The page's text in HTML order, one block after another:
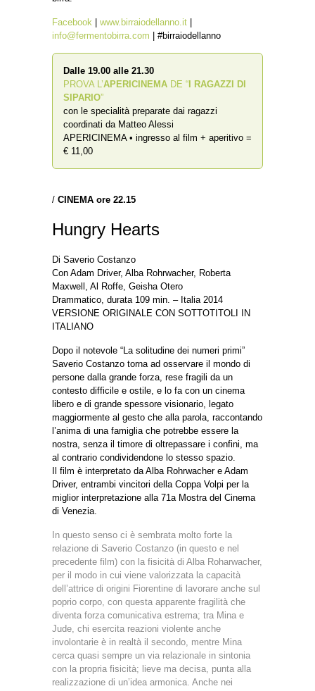
Facebook | www.birraiodellanno.it |
info@fermentobirra.com | #birraiodellanno
Dalle 19.00 alle 21.30
PROVA L’APERICINEMA DE “I RAGAZZI DI
SIPARIO”
con le specialità preparate dai ragazzi
coordinati da Matteo Alessi
APERICINEMA • ingresso al film + aperitivo =
€ 11,00
/ CINEMA ore 22.15
Hungry Hearts
Di Saverio Costanzo
Con Adam Driver, Alba Rohrwacher, Roberta
Maxwell, Al Roffe, Geisha Otero
Drammatico, durata 109 min. – Italia 2014
VERSIONE ORIGINALE CON SOTTOTITOLI IN
ITALIANO
Dopo il notevole “La solitudine dei numeri primi”
Saverio Costanzo torna ad osservare il mondo di
persone dalla grande forza, rese fragili da un
contesto difficile e ostile, e lo fa con un cinema
libero e di grande spessore visionario, legato
maggiormente al gesto che alla parola, raccontando
l’anima di una famiglia che potrebbe essere la
nostra, senza il timore di oltrepassare i confini, ma
al contrario condividendone lo stesso spazio.
Il film è interpretato da Alba Rohrwacher e Adam
Driver, entrambi vincitori della Coppa Volpi per la
miglior interpretazione alla 71a Mostra del Cinema
di Venezia.
In questo senso ci è sembrata molto forte la
relazione di Saverio Costanzo (in questo e nel
precedente film) con la fisicità di Alba Roharwacher,
per il modo in cui viene valorizzata la capacità
dell’attrice di origini Fiorentine di lavorare anche sul
poprio corpo, con questa apparente fragilità che
diventa forza comunicativa estrema; tra Mina e
Jude, chi esercita reazioni violente anche
involontarie è in realtà il secondo, mentre Mina
cerca quasi sempre un via relazionale in sintonia
con la propria fisicità; lieve ma decisa, punta alla
realizzazione di un’idea armonica. Anche nei